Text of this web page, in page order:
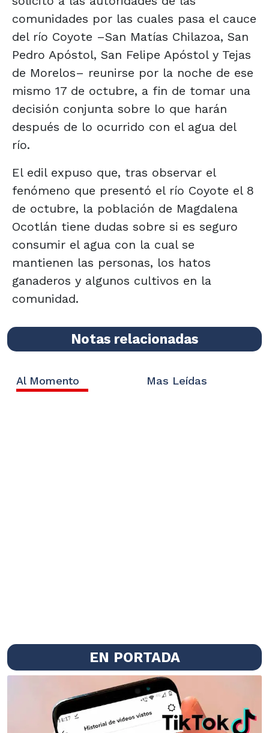
comunidades por las cuales pasa el cauce
del río Coyote –San Matías Chilazoa, San
Pedro Apóstol, San Felipe Apóstol y Tejas
de Morelos– reunirse por la noche de ese
mismo 17 de octubre, a fin de tomar una
decisión conjunta sobre lo que harán
después de lo ocurrido con el agua del
río.
El edil expuso que, tras observar el
fenómeno que presentó el río Coyote el 8
de octubre, la población de Magdalena
Ocotlán tiene dudas sobre si es seguro
consumir el agua con la cual se
mantienen las personas, los hatos
ganaderos y algunos cultivos en la
comunidad.
Notas relacionadas
Al Momento Mas Leídas
EN PORTADA